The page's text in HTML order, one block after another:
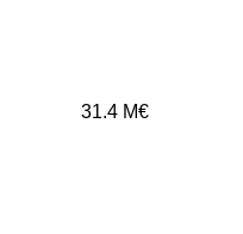
31.4 M€